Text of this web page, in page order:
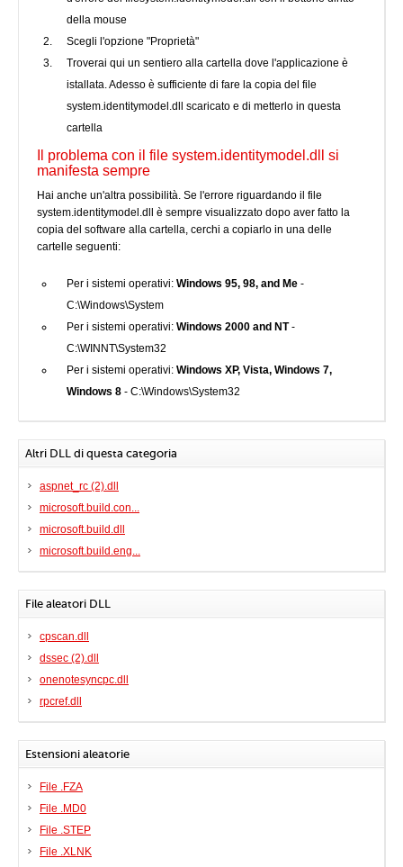
della mouse
Scegli l'opzione "Proprietà"
Troverai qui un sentiero alla cartella dove l'applicazione è
istallata. Adesso è sufficiente di fare la copia del file
system.identitymodel.dll scaricato e di metterlo in questa
cartella
Il problema con il file system.identitymodel.dll si
manifesta sempre
Hai anche un'altra possibilità. Se l'errore riguardando il file
system.identitymodel.dll è sempre visualizzato dopo aver fatto la
copia del software alla cartella, cerchi a copiarlo in una delle
cartelle seguenti:
Per i sistemi operativi: Windows 95, 98, and Me -
C:\Windows\System
Per i sistemi operativi: Windows 2000 and NT-
C:\WINNT\System32
Per i sistemi operativi: Windows XP, Vista, Windows 7,
Windows 8 - C:\Windows\System32
Altri DLL di questa categoria
aspnet_rc (2).dll
microsoft.build.con...
microsoft.build.dll
microsoft.build.eng...
File aleatori DLL
cpscan.dll
dssec (2).dll
onenotesyncpc.dll
rpcref.dll
Estensioni aleatorie
File .FZA
File .MD0
File .STEP
File .XLNK